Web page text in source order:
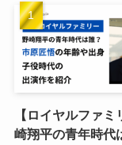
【ロイヤルファミ
崎翔平の青年時代